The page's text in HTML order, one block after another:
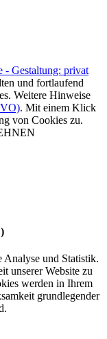
und fortlaufend
Weitere Hinweise
. Mit einem Klick
von Cookies zu.
Analyse und Statistik.
unserer Website zu
werden in Ihrem
grundlegender